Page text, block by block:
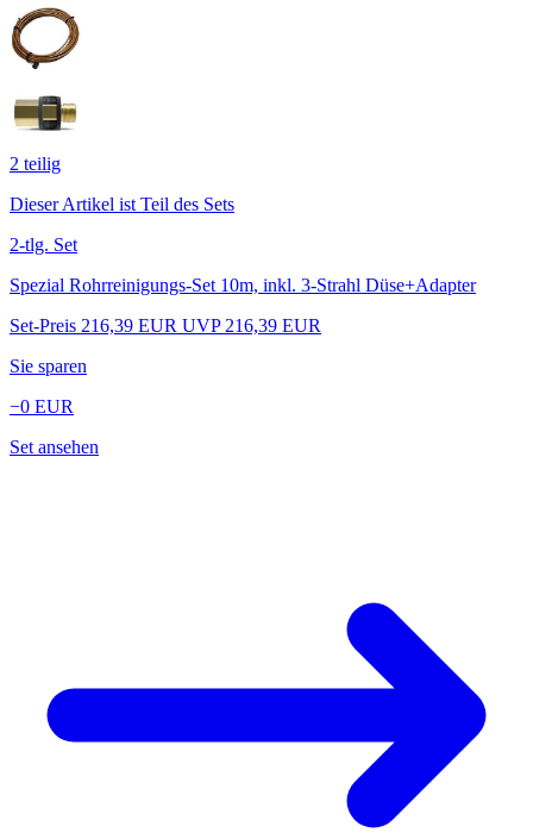
2 teilig
Dieser Artikel ist Teil des Sets
2-tlg. Set
Spezial Rohrreinigungs-Set 10m, inkl. 3-Strahl Düse+Adapter
Set-Preis 216,39 EUR UVP 216,39 EUR
Sie sparen
−0 EUR
Set ansehen